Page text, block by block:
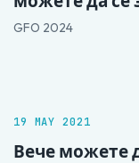
GFO 2024
19 MAY 2021
Вече можете